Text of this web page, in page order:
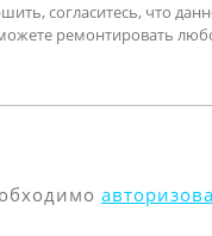
согласитесь, что
ремонтировать